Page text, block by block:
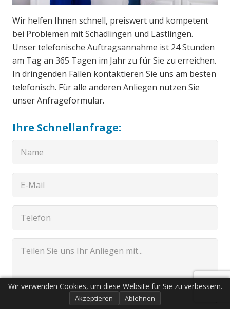
Wir helfen Ihnen schnell, preiswert und kompetent
bei Problemen mit Schädlingen und Lästlingen.
Unser telefonische Auftragsannahme ist 24 Stunden
am Tag an 365 Tagen im Jahr zu für Sie zu erreichen.
In dringenden Fällen kontaktieren Sie uns am besten
telefonisch. Für alle anderen Anliegen nutzen Sie
unser Anfrageformular.
Ihre Schnellanfrage:
Wir verwenden Cookies, um diese Website für Sie zu verbessern.
Akzeptieren Ablehnen